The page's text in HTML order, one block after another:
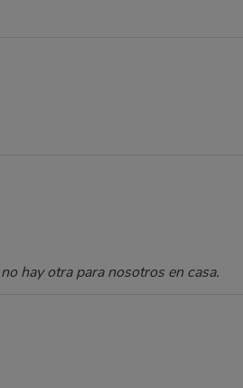
hay otra para nosotros en casa.